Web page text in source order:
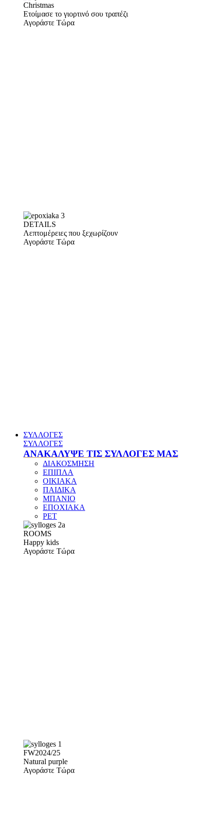
Christmas
Ετοίμασε το γιορτινό σου τραπέζι
Αγοράστε Τώρα
DETAILS
Λεπτομέρειες που ξεχωρίζουν
Αγοράστε Τώρα
ΣΥΛΛΟΓΕΣ
ΣΥΛΛΟΓΕΣ
ΑΝΑΚΑΛΥΨΕ ΤΙΣ ΣΥΛΛΟΓΕΣ ΜΑΣ
ΔΙΑΚΟΣΜΗΣΗ
ΕΠΙΠΛΑ
ΟΙΚΙΑΚΑ
ΠΑΙΔΙΚΑ
ΜΠΑΝΙΟ
ΕΠΟΧΙΑΚΑ
PET
ROOMS
Happy kids
Αγοράστε Τώρα
FW2024/25
Natural purple
Αγοράστε Τώρα